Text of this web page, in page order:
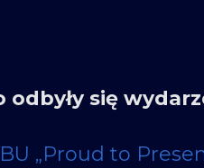
się
„Proud to